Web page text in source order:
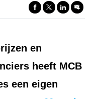
en
heeft MCB
een eigen